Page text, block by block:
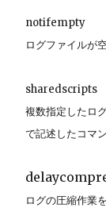
notifempty
ログファイルが
sharedscripts
複数指定したロ
で記述したコマ
ログの圧縮作業